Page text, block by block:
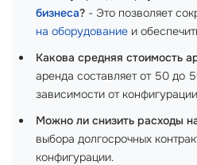
бизнеса? - Это позволяет
на оборудование и
Какова средняя стоимость
аренда составляет от 50 до
зависимости от
Можно ли снизить расходы
выбора долгосрочных
конфигурации.